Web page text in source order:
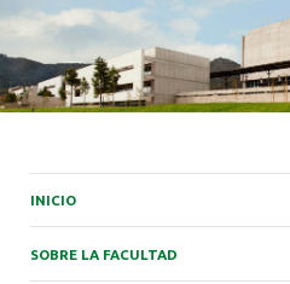
INICIO
SOBRE LA FACULTAD